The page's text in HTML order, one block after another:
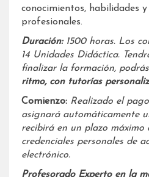
conocimientos, habilidades
profesionales.
Duración:1500 horas. Los
14 Unidades Didáctica.
finalizar la formación,
ritmo, con tutorías
Comienzo: Realizado el
asignará automáticamente
recibirá en un plazo máximo
credenciales personales de
electrónico.
Profesorado Experto en la